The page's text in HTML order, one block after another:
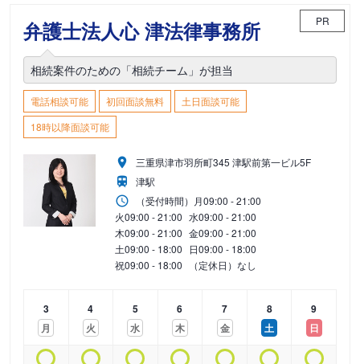
弁護士法人心 津法律事務所 PR
相続案件のための「相続チーム」が担当
電話相談可能 初回面談無料
土日面談可能
18時以降面談可能
三重県津市羽所町345 津駅前第一ビル5F
津駅
（受付時間） 月09:00 - 21:00
火09:00 - 21:00 水09:00 - 21:00
木09:00 - 21:00 金09:00 - 21:00
土09:00 - 18:00 日09:00 - 18:00
祝09:00 - 18:00 （定休日）なし
3
月
4
火
5
水
6
木
7
金
8
土
9
日